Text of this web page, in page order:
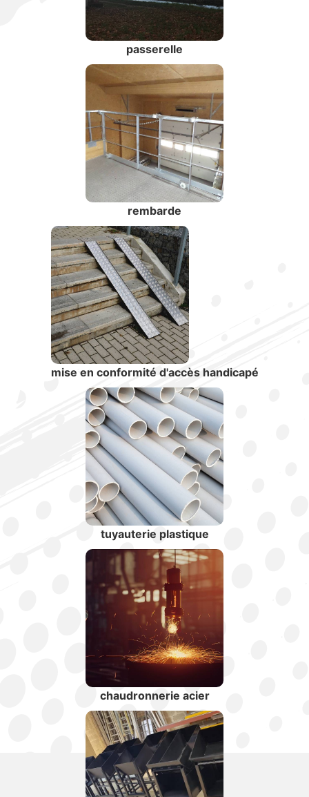
passerelle
rembarde
mise en conformité d'accès handicapé
tuyauterie plastique
chaudronnerie acier